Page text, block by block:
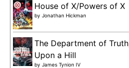
House of X/Powers of X
by Jonathan Hickman
The Department of
Upon a Hill
by James Tynion IV